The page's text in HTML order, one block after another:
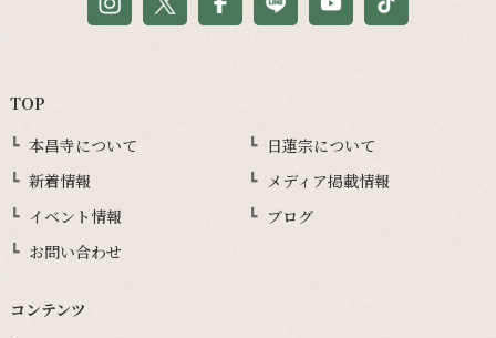
TOP
本昌寺について
日蓮宗について
新着情報
メディア掲載情報
イベント情報
ブログ
お問い合わせ
コンテンツ